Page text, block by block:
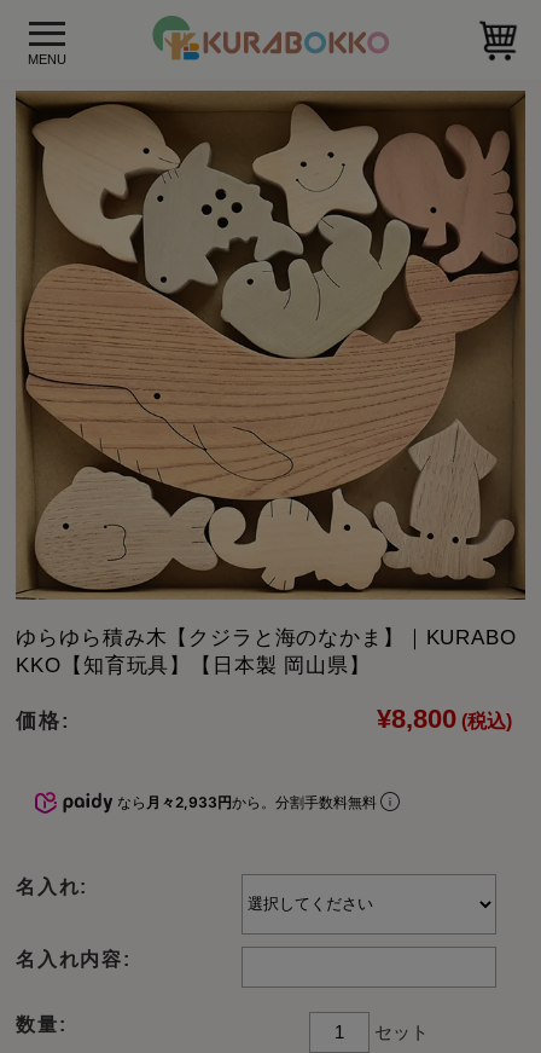
ゆらゆら積み木【クジラと海のなかま】｜KURABO
KKO【知育玩具】【日本製 岡山県】
価格: ¥8,800 (税込)
なら 月々2,933円から。分割手数料無料
名入れ:
名入れ内容:
数量: セット